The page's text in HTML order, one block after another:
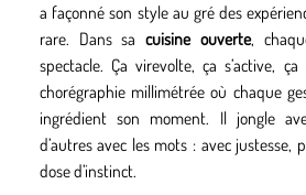
a façonné son style au gré des
rare. Dans sacuisine ouverte,
spectacle. Ça virevolte, ça s’active,
chorégraphie millimétrée où chaque
ingrédient son moment. Il jongle
d’autres avec les mots : avec justesse,
dose d’instinct.